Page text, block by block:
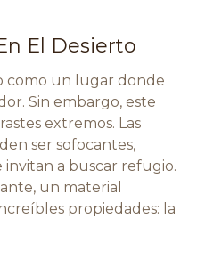
El Desierto
como un lugar donde
Sin embargo, este
extremos. Las
ser sofocantes,
invitan a buscar refugio.
un material
propiedades: la